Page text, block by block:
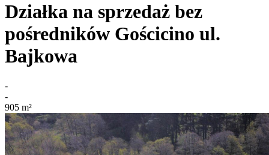
Działka na sprzedaż bez
pośredników Gościcino ul.
Bajkowa
-
-
905 m²